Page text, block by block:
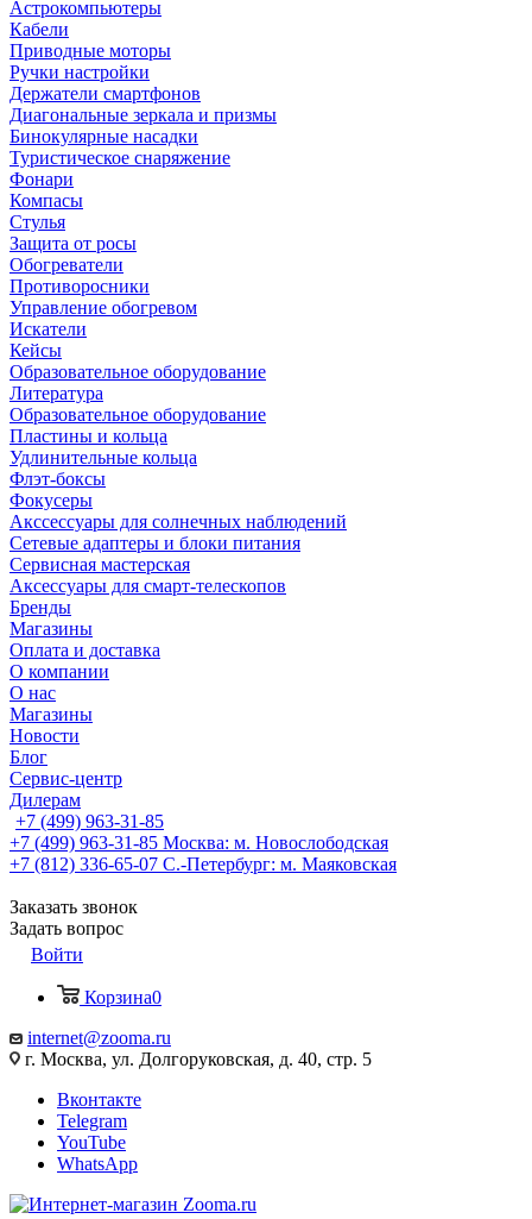
Астрокомпьютеры
Кабели
Приводные моторы
Ручки настройки
Держатели смартфонов
Диагональные зеркала и призмы
Бинокулярные насадки
Туристическое снаряжение
Фонари
Компасы
Стулья
Защита от росы
Обогреватели
Противоросники
Управление обогревом
Искатели
Кейсы
Образовательное оборудование
Литература
Образовательное оборудование
Пластины и кольца
Удлинительные кольца
Флэт-боксы
Фокусеры
Акссессуары для солнечных наблюдений
Сетевые адаптеры и блоки питания
Сервисная мастерская
Аксессуары для смарт-телескопов
Бренды
Магазины
Оплата и доставка
О компании
О нас
Магазины
Новости
Блог
Сервис-центр
Дилерам
+7 (499) 963-31-85
+7 (499) 963-31-85 Москва: м. Новослободская
+7 (812) 336-65-07 С.-Петербург: м. Маяковская
Заказать звонок
Задать вопрос
Войти
Корзина0
internet@zooma.ru
г. Москва, ул. Долгоруковская, д. 40, стр. 5
Вконтакте
Telegram
YouTube
WhatsApp